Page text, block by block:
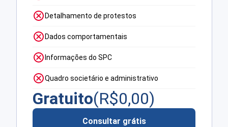
Detalhamento de protestos
Dados comportamentais
Informações do SPC
Quadro societário e administrativo
Gratuito(R$0,00)
Consultar grátis